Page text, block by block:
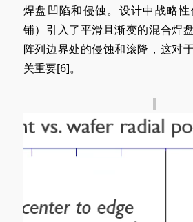
焊盘凹陷和侵蚀。设计中战略
铺）引入了平滑且渐变的混合焊
阵列边界处的侵蚀和滚降，这对
关重要[6]。